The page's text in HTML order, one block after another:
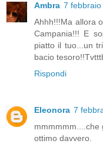
Ambra 7
Ahhh!!!Ma allora
Campania!!! E
piatto il tuo...un
bacio
Rispondi
Eleonora 7
mmmmmm....che
ottimo davvero.